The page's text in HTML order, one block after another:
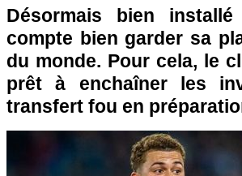
Désormais bien
compte bien garder sa
du monde. Pour cela, le
prêt à enchaîner les
transfert fou en